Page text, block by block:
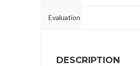
Evaluation
DESCRIPTION